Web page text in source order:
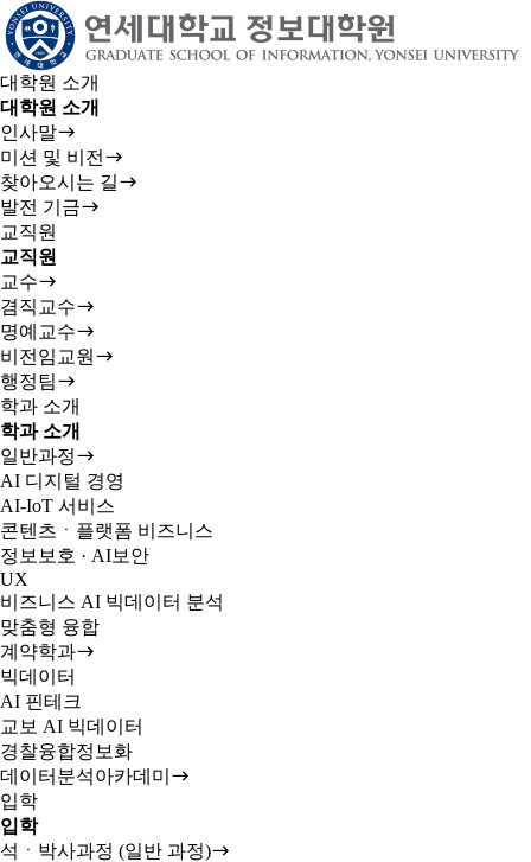
대학원 소개
대학원 소개
인사말
미션 및 비전
찾아오시는 길
발전 기금
교직원
교직원
교수
겸직교수
명예교수
비전임교원
행정팀
학과 소개
학과 소개
일반과정
AI 디지털 경영
AI-IoT 서비스
콘텐츠ㆍ플랫폼 비즈니스
정보보호 · AI보안
UX
비즈니스 AI 빅데이터 분석
맞춤형 융합
계약학과
빅데이터
AI 핀테크
교보 AI 빅데이터
경찰융합정보화
데이터분석아카데미
입학
입학
석ㆍ박사과정 (일반 과정)